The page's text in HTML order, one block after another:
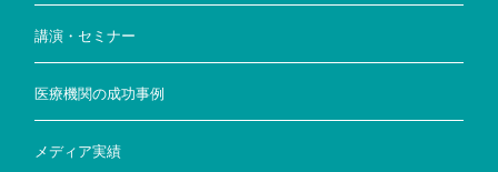
講演・セミナー
医療機関の成功事例
メディア実績